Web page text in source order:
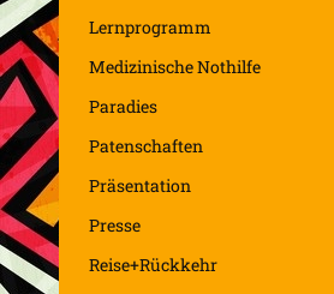
Lernprogramm
Medizinische Nothilfe
Paradies
Patenschaften
Präsentation
Presse
Reise+Rückkehr